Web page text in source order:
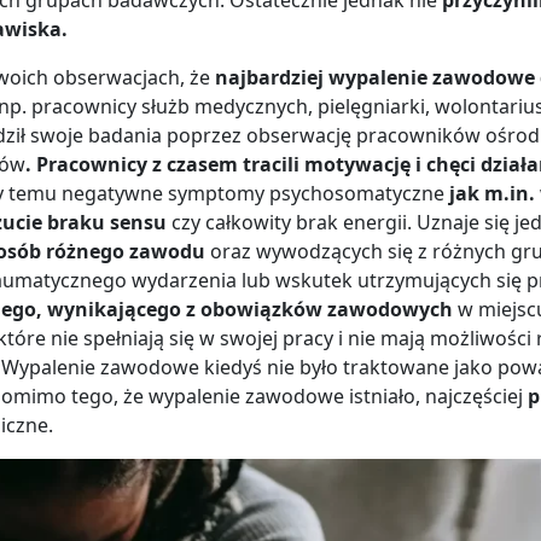
obserwacjach, że najbardziej wypalenie
pracownicy służb medycznych, pielęgniarki,
swoje badania poprzez obserwację pracowników
. Pracownicy z czasem tracili motywację i chęci
temu negatywne symptomy psychosomatycznejak m.in.
braku sensu czy całkowity brak energii. Uznaje się
różnego zawodu oraz wywodzących się z różnych
wydarzenia lub wskutek utrzymujących się
wynikającego z obowiązków zawodowych w
nie spełniają się w swojej pracy i nie mają
Wypalenie zawodowe kiedyś nie było traktowane jako
tego, że wypalenie zawodowe istniało, najczęściej